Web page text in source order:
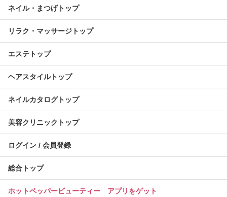
ネイル・まつげトップ
リラク・マッサージトップ
エステトップ
ヘアスタイルトップ
ネイルカタログトップ
美容クリニックトップ
ログイン / 会員登録
総合トップ
ホットペッパービューティー アプリをゲット